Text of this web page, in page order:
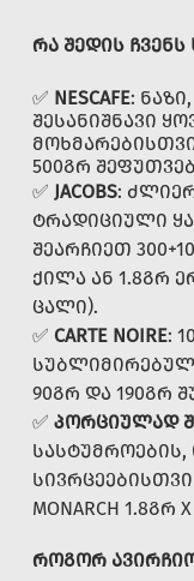
ᲠᲐ ᲨᲔᲓᲘᲡ ᲩᲕᲔᲜᲡ
✅ NESCAFE:
ᲨᲔᲡᲐᲜᲘᲨᲜᲐᲕᲘ
500ᲒᲠ
✅ JACOBS:
ᲢᲠᲐᲓᲘᲪᲘᲣᲚᲘ
ᲨᲔᲐᲠᲩᲘᲔᲗ
ᲥᲘᲚᲐ ᲐᲜ 1.8ᲒᲠ
ᲪᲐᲚᲘ).
✅ CARTE NOIRE:
90ᲒᲠ ᲓᲐ 190ᲒᲠ
✅ ᲞᲝᲠᲪᲘᲣᲚᲐᲓ
MONARCH 1.8ᲒᲠ
ᲠᲝᲒᲝᲠ